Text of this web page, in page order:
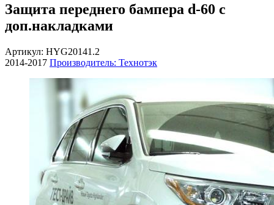
Защита переднего бампера d-60 с
доп.накладками
Артикул: HYG20141.2
2014-2017 Производитель: Технотэк